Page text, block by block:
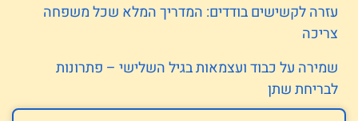
עזרה לקשישים בודדים: המדריך המלא שכל משפחה
צריכה
שמירה על כבוד ועצמאות בגיל השלישי – פתרונות
לבריחת שתן